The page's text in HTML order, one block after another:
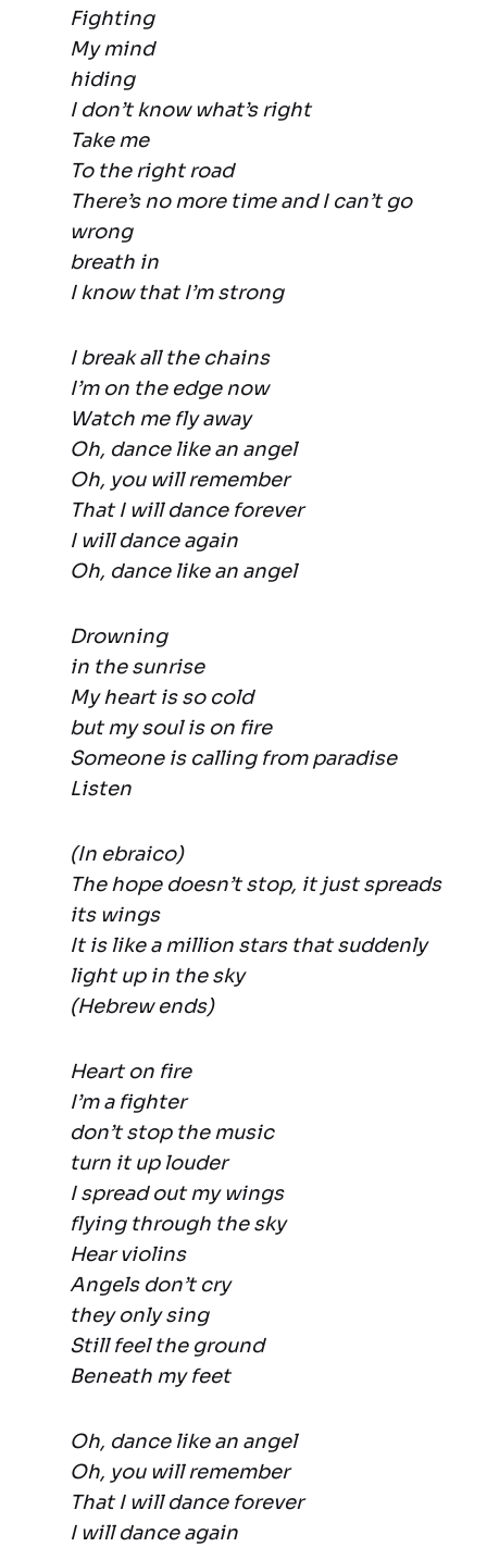
Fighting
My mind
hiding
I don’t know what’s right
Take me
To the right road
There’s no more time and I can’t go
wrong
breath in
I know that I’m strong
I break all the chains
I’m on the edge now
Watch me fly away
Oh, dance like an angel
Oh, you will remember
That I will dance forever
I will dance again
Oh, dance like an angel
Drowning
in the sunrise
My heart is so cold
but my soul is on fire
Someone is calling from paradise
Listen
(In ebraico)
The hope doesn’t stop, it just spreads
its wings
It is like a million stars that suddenly
light up in the sky
(Hebrew ends)
Heart on fire
I’m a fighter
don’t stop the music
turn it up louder
I spread out my wings
flying through the sky
Hear violins
Angels don’t cry
they only sing
Still feel the ground
Beneath my feet
Oh, dance like an angel
Oh, you will remember
That I will dance forever
I will dance again